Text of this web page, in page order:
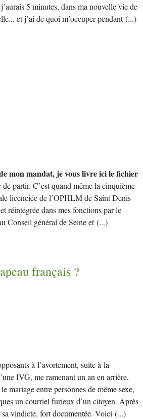
5 minutes, dans ma nouvelle vie de
et j’ai de quoi m’occuper pendant(...)
mon mandat, je vous livre ici le fichier
partir. C’est quand même la cinquième
licenciée de l’OPHLM de Saint Denis
réintégrée dans mes fonctions par le
Conseil général de Seine et(...)
français ?
à l’avortement, suite à la
IVG, me ramenant un an en arrière,
mariage entre personnes de même sexe,
un courriel furieux d’un citoyen. Après
vindicte, fort documentée. Voici (...)